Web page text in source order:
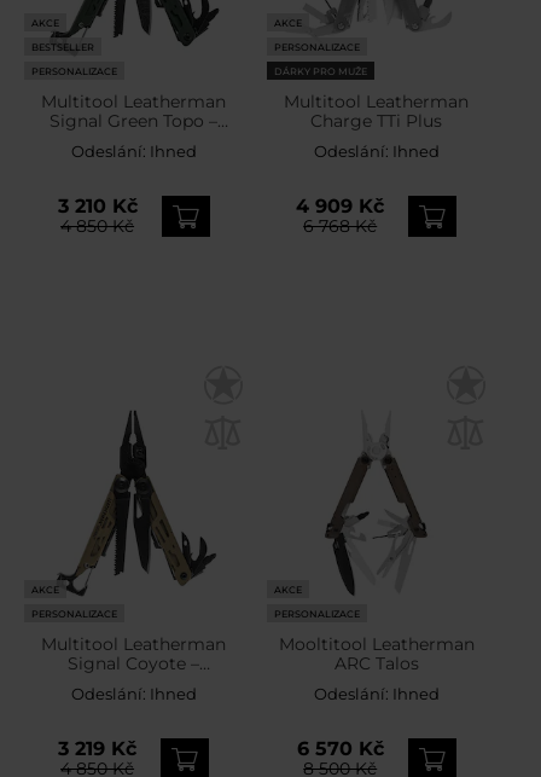
AKCE
BESTSELLER
PERSONALIZACE
Multitool Leatherman
Signal Green Topo –
limitovaná edice
Odeslání: Ihned
3 210 Kč
4 850 Kč
AKCE
PERSONALIZACE
DÁRKY PRO MUŽE
Multitool Leatherman
Charge TTi Plus
Odeslání: Ihned
4 909 Kč
6 768 Kč
AKCE
PERSONALIZACE
Multitool Leatherman
Signal Coyote –
limitovaná edice
Odeslání: Ihned
3 219 Kč
4 850 Kč
AKCE
PERSONALIZACE
Mooltitool Leatherman
ARC Talos
Odeslání: Ihned
6 570 Kč
8 500 Kč